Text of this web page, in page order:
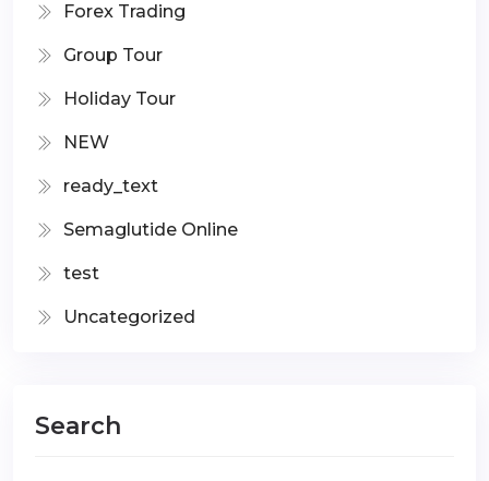
Forex Trading
Group Tour
Holiday Tour
NEW
ready_text
Semaglutide Online
test
Uncategorized
Search